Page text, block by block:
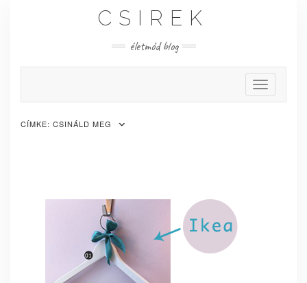
CSIREK
életmód blog
Toggle
CÍMKE: CSINÁLD MEG